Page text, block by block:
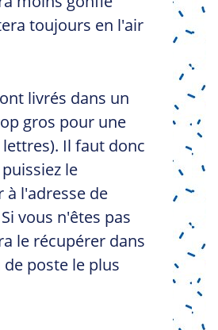
toujours en l'air
livrés dans un
gros pour une
Il faut donc
le
à l'adresse de
vous n'êtes pas
le récupérer dans
poste le plus